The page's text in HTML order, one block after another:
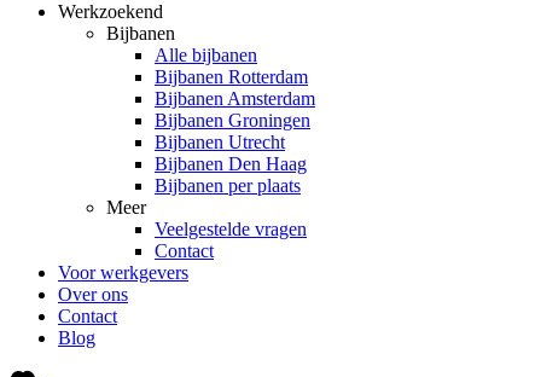
Werkzoekend
Bijbanen
Alle bijbanen
Bijbanen Rotterdam
Bijbanen Amsterdam
Bijbanen Groningen
Bijbanen Utrecht
Bijbanen Den Haag
Bijbanen per plaats
Meer
Veelgestelde vragen
Contact
Voor werkgevers
Over ons
Contact
Blog